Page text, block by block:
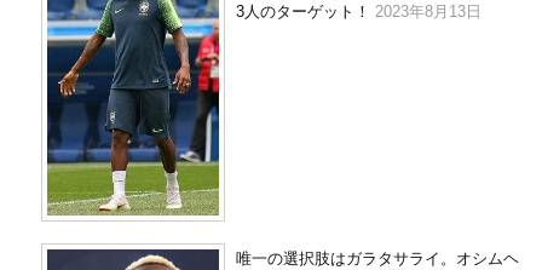
3人のターゲット！
2023年8月13日
唯一の選択肢はガラタサライ。オシムヘ